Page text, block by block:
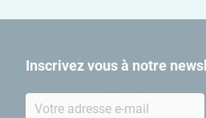
Inscrivez vous à notre